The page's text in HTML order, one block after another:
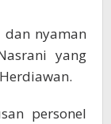
dan nyaman
yang
personel